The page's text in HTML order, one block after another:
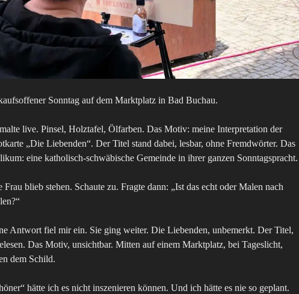
Sonntag auf dem Marktplatz in Bad Buchau.
live. Pinsel, Holztafel, Ölfarben. Das Motiv: meine Interpretation der
„Die Liebenden“. Der Titel stand dabei, lesbar, ohne Fremdwörter. Das
eine katholisch-schwäbische Gemeinde in ihrer ganzen Sonntagspracht.
Frau blieb stehen. Schaute zu. Fragte dann: „Ist das echt oder Malen nach
Antwort fiel mir ein. Sie ging weiter. Die Liebenden, unbemerkt. Der Titel,
Das Motiv, unsichtbar. Mitten auf einem Marktplatz, bei Tageslicht,
dem Schild.
hätte ich es nicht inszenieren können. Und ich hätte es nie so geplant.